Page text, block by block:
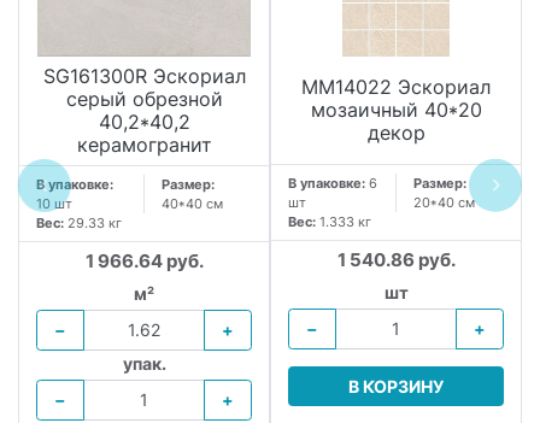
SG161300R Эскориал
серый обрезной
40,2*40,2
керамогранит
В упаковке:
10 шт
Размер:
40*40 см
Вес: 29.33 кг
1 966.64 руб.
м²
−
+
упак.
−
+
MM14022 Эскориал
мозаичный 40*20
декор
В упаковке: 6
шт
Размер:
20*40 см
Вес: 1.333 кг
1 540.86 руб.
шт
−
+
В КОРЗИНУ